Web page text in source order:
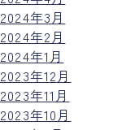
2024年3月
2024年2月
2024年1月
2023年12月
2023年11月
2023年10月